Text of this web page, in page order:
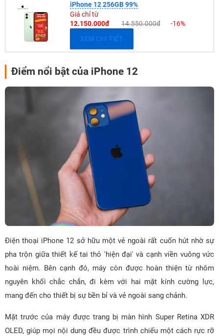
iPhone 12 256GB 99%
Giá chỉ từ
12.150.000đ
14.550.000đ
-16%
XEM CHI TIẾT
Điểm nổi bật của iPhone 12
Điện thoại iPhone 12 sở hữu một vẻ ngoài rất cuốn hút nhờ sự
pha trộn giữa thiết kế tai thỏ 'hiện đại' và cạnh viền vuông vức
hoài niệm. Bên cạnh đó, máy còn được hoàn thiện từ nhôm
nguyên khối chắc chắn, đi kèm với hai mặt kính cường lực,
mang đến cho thiết bị sự bền bỉ và vẻ ngoài sang chảnh.
Mặt trước của máy được trang bị màn hình Super Retina XDR
OLED, giúp mọi nội dung đều được trình chiếu một cách rực rỡ